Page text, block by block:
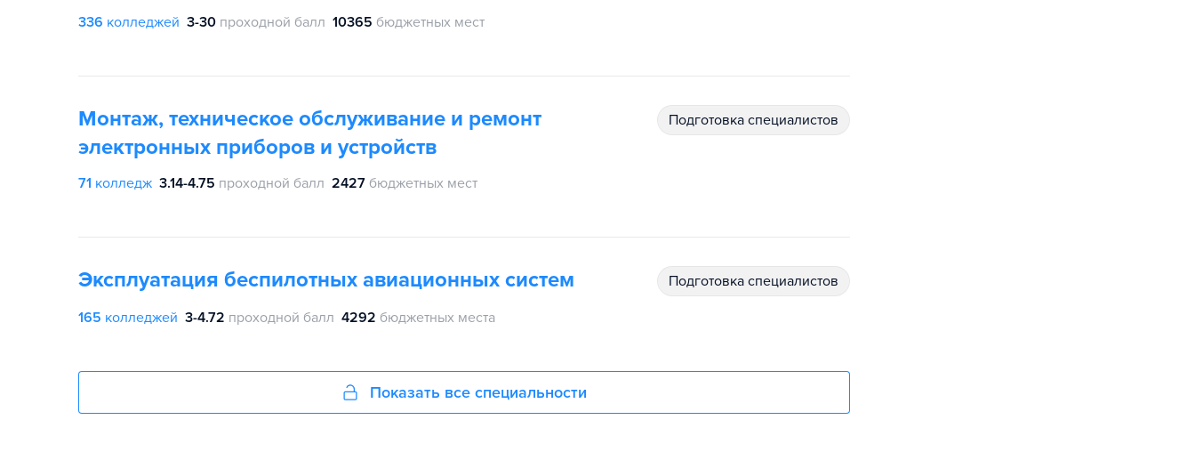
336 колледжей 3-30 проходной балл 10365 бюджетных мест
Монтаж, техническое обслуживание и ремонт
электронных приборов и устройств
подготовка специалистов
71 колледж 3.14-4.75 проходной балл 2427 бюджетных мест
Эксплуатация беспилотных авиационных систем подготовка специалистов
165 колледжей 3-4.72 проходной балл 4292 бюджетных места
Показать все специальности